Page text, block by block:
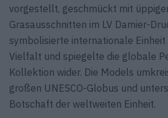
vorgestellt, geschmückt mit
Grasausschnitten im LV Damier-
symbolisierte internationale
Vielfalt und spiegelte die globale
Kollektion wider. Die Models
großen UNESCO-Globus und
Botschaft der weltweiten Einheit.